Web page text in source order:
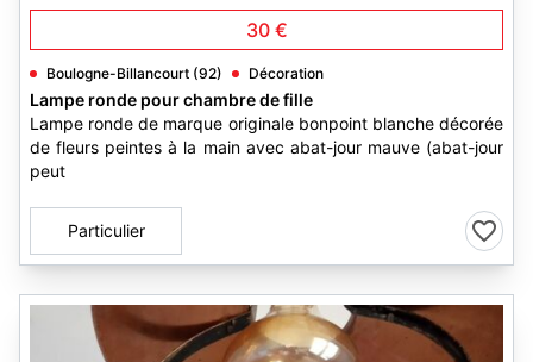
30 €
Boulogne-Billancourt (92) Décoration
Lampe ronde pour chambre de fille
Lampe ronde de marque originale bonpoint blanche décorée
de fleurs peintes à la main avec abat-jour mauve (abat-jour
peut
Particulier